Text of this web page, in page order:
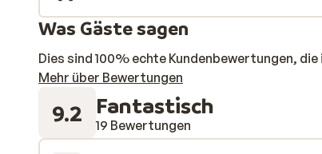
Was Gäste sagen
Dies sind 100% echte Kundenbewertungen,
Mehr über Bewertungen
9.2 Fantastisch
19 Bewertungen